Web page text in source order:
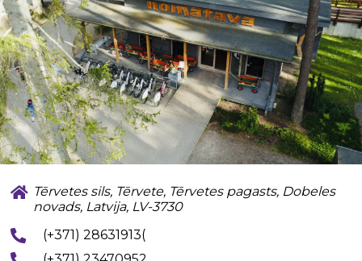
Tērvetes sils, Tērvete, Tērvetes pagasts, Dobeles
novads, Latvija, LV-3730
(+371) 28631913(